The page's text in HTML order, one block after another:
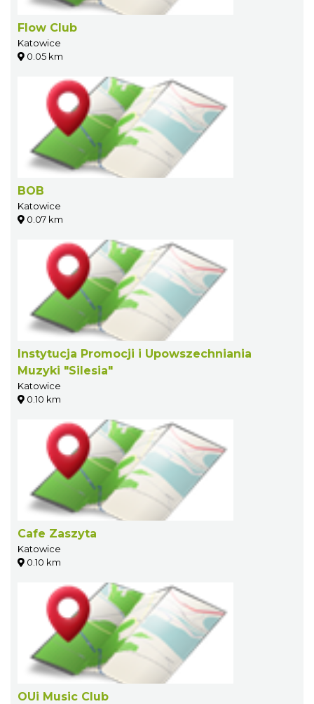
Flow Club
Katowice
0.05 km
BOB
Katowice
0.07 km
Instytucja Promocji i Upowszechniania
Muzyki "Silesia"
Katowice
0.10 km
Cafe Zaszyta
Katowice
0.10 km
OUi Music Club